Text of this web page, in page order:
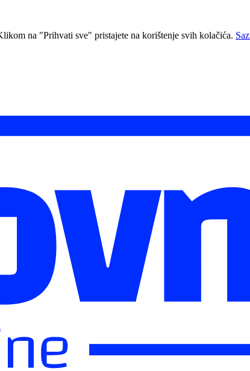
na "Prihvati sve" pristajete na korištenje svih kolačića.